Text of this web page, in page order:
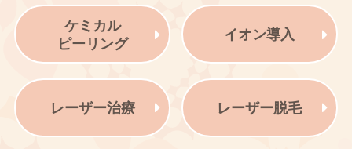
ケミカル
ピーリング
イオン導入
レーザー治療 レーザー脱毛